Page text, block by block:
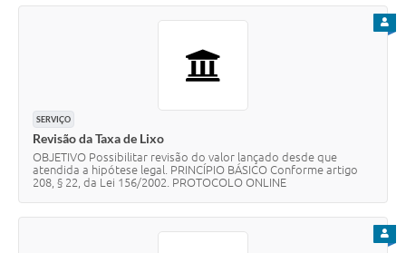
SERVIÇO
Revisão da Taxa de Lixo
OBJETIVO Possibilitar revisão do valor lançado desde que
atendida a hipótese legal. PRINCÍPIO BÁSICO Conforme artigo
208, § 22, da Lei 156/2002. PROTOCOLO ONLINE